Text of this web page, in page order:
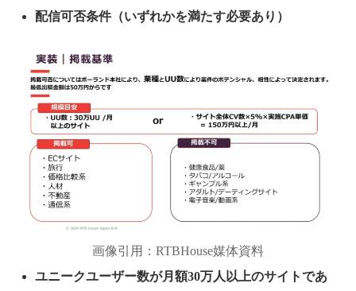
配信可否条件（いずれかを満たす必要あり）
画像引用：RTBHouse媒体資料
ユニークユーザー数が月額30万人以上のサイトであ